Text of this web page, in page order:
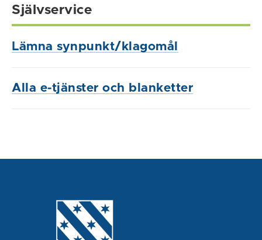
Självservice
Lämna synpunkt/klagomål
Alla e-tjänster och blanketter